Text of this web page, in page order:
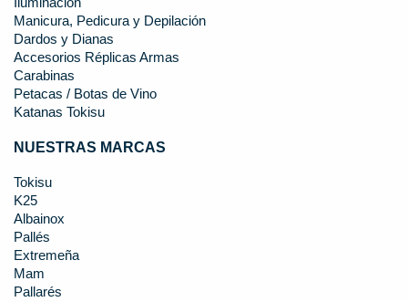
Iluminación
Manicura, Pedicura y Depilación
Dardos y Dianas
Accesorios Réplicas Armas
Carabinas
Petacas / Botas de Vino
Katanas Tokisu
NUESTRAS MARCAS
Tokisu
K25
Albainox
Pallés
Extremeña
Mam
Pallarés